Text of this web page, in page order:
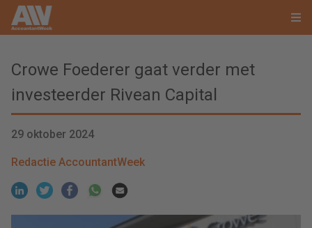
Crowe Foederer gaat verder met
investeerder Rivean Capital
29 oktober 2024
Redactie AccountantWeek